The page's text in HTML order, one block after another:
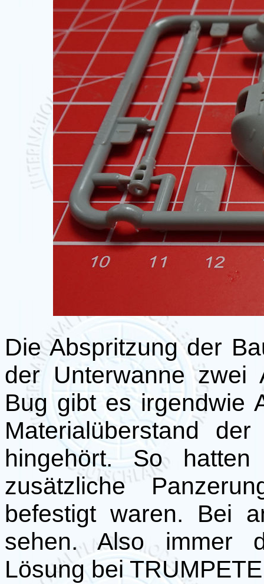
Die Abspritzung der
der Unterwanne zwei
Bug gibt es irgendwie
Materialüberstand
hingehört. So
zusätzliche
befestigt waren. Bei
sehen. Also immer
Lösung bei